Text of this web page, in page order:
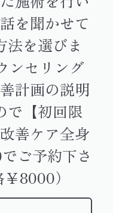
を聞かせて
法を選びま
ンセリング
計画の説明
で【初回限
善ケア全身
ご予約下さ
8000）